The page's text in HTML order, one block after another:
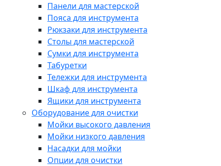
Панели для мастерской
Пояса для инструмента
Рюкзаки для инструмента
Столы для мастерской
Сумки для инструмента
Табуретки
Тележки для инструмента
Шкаф для инструмента
Ящики для инструмента
Оборудование для очистки
Мойки высокого давления
Мойки низкого давления
Насадки для мойки
Опции для очистки